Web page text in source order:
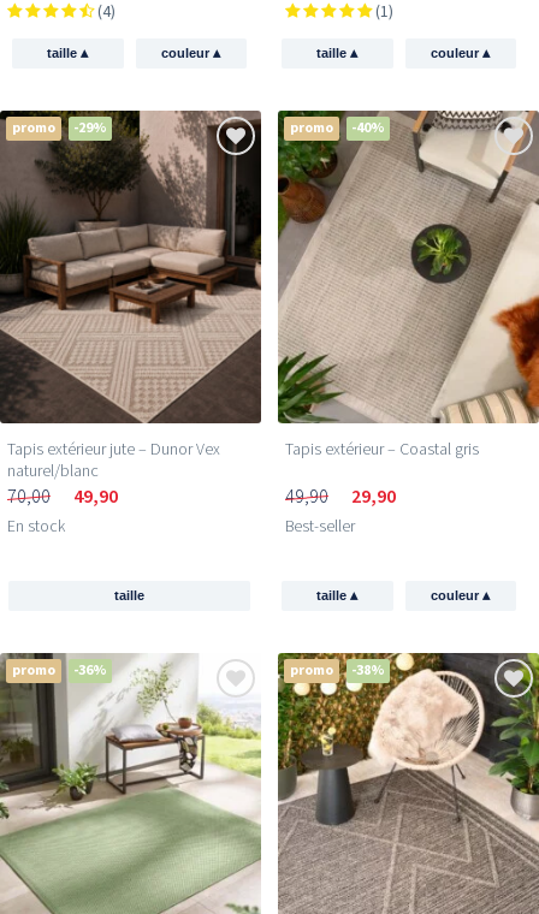
(4)
taille▴ couleur▴
(1)
taille▴ couleur▴
promo -29%
Tapis extérieur jute​ – Dunor Vex
naturel/blanc
70,00 49,90
En stock
taille
promo -40%
Tapis extérieur – Coastal gris
49,90 29,90
Best-seller
taille▴ couleur▴
promo -36% promo -38%